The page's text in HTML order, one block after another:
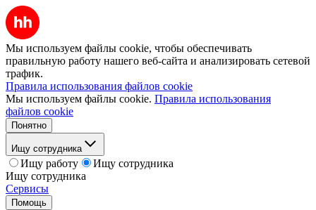
Мы используем файлы cookie, чтобы обеспечивать
правильную работу нашего веб-сайта и анализировать сетевой
трафик.
Правила использования файлов cookie
Мы используем файлы cookie. Правила использования
файлов cookie
Понятно
Ищу сотрудника
Ищу работу
Ищу сотрудника
Ищу сотрудника
Сервисы
Помощь